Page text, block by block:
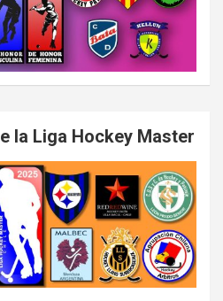
la Liga Hockey Master